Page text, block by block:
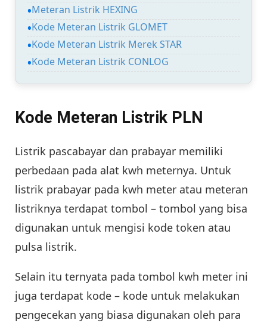
Meteran Listrik HEXING
Kode Meteran Listrik GLOMET
Kode Meteran Listrik Merek STAR
Kode Meteran Listrik CONLOG
Kode Meteran Listrik PLN
Listrik pascabayar dan prabayar memiliki
perbedaan pada alat kwh meternya. Untuk
listrik prabayar pada kwh meter atau meteran
listriknya terdapat tombol – tombol yang bisa
digunakan untuk mengisi kode token atau
pulsa listrik.
Selain itu ternyata pada tombol kwh meter ini
juga terdapat kode – kode untuk melakukan
pengecekan yang biasa digunakan oleh para